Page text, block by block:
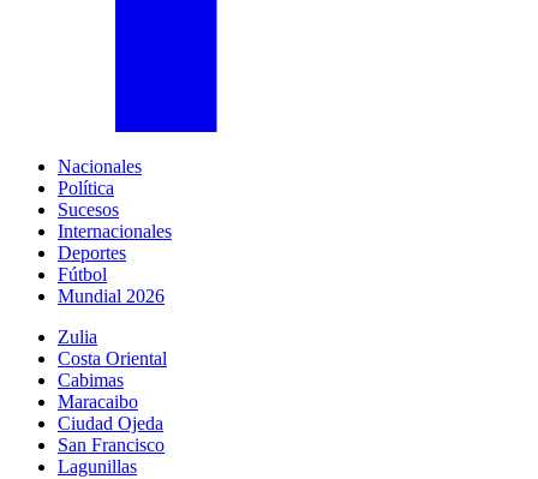
Nacionales
Política
Sucesos
Internacionales
Deportes
Fútbol
Mundial 2026
Zulia
Costa Oriental
Cabimas
Maracaibo
Ciudad Ojeda
San Francisco
Lagunillas